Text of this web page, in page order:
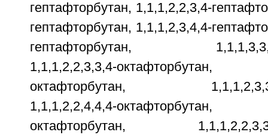
гептафторбутан, 1,1,1,2,2,3,4-
гептафторбутан, 1,1,1,2,3,4,4-
гептафторбутан, 1,1,1,3,3,4,4-
1,1,1,2,2,3,3,4-
октафторбутан,
1,1,1,2,2,4,4,4-
октафторбутан,